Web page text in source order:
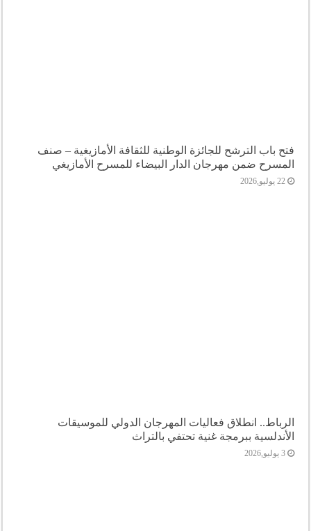
فتح باب الترشح للجائزة الوطنية للثقافة الأمازيغية – صنف
المسرح ضمن مهرجان الدار البيضاء للمسرح الأمازيغي
22 يوليو,2026
الرباط.. انطلاق فعاليات المهرجان الدولي للموسيقات
الأندلسية ببرمجة غنية تحتفي بالتراث
3 يوليو,2026